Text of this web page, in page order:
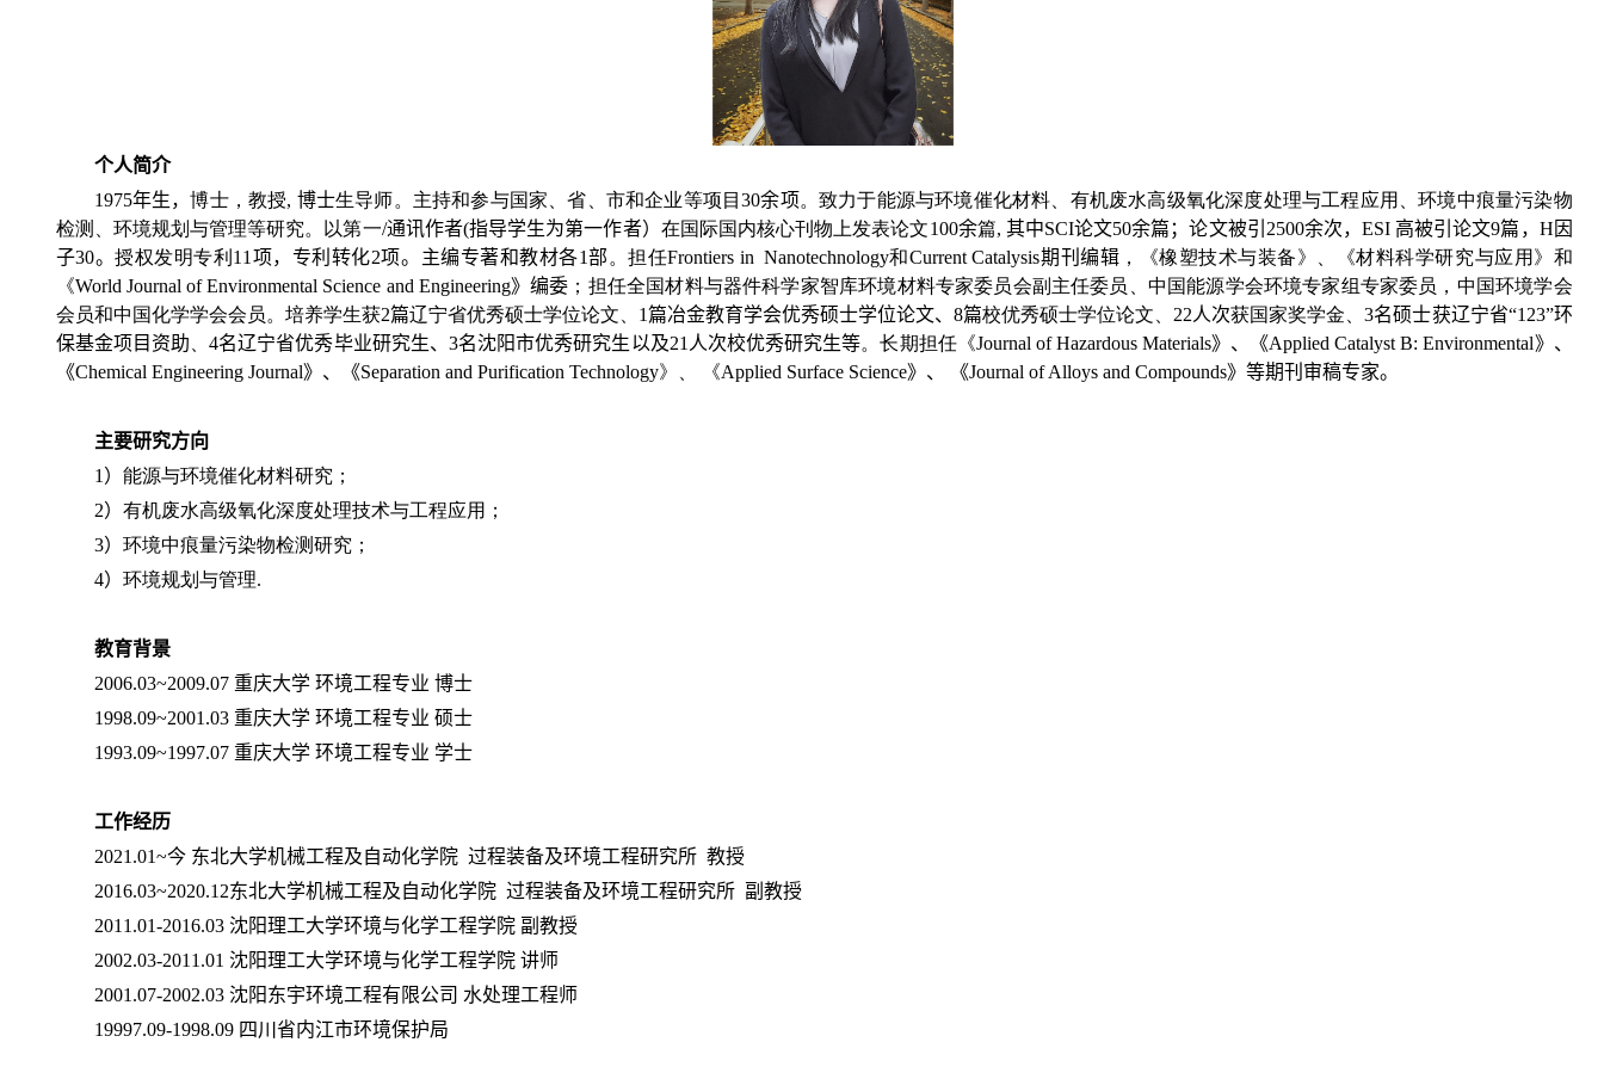
个人简介
1975年生，博士， 教授, 博士生导师。主持和参与国家、省、市和企业等项目30余项。致力于能源与环境催化材料、 有机废水高级氧化深度处理与工程应用 、环境中痕量污染物
检测、 环境规划与管理等研究。以第一/通讯作者(指导学生为第一作者） 在国际国内核心刊物上发表论文100余篇, 其中SCI论文50余篇；论文被引 2500余次， ESI 高被引论文9篇， H 因
子30。授权发明专利 11 项，专利转化2项。主编专著和教材各1部 。担任Frontiers in Nanotechnology和Current Catalysis期刊编辑 ，《橡塑技术与装备》、《材料科学研究与应用》和
《World Journal of Environmental Science and Engineering》编委 ； 担任全国材料与器件科学家智库环境材料专家委员会副主任委员、中国能源学会环境专家组专家委员， 中国环境学会
会员和中国化学学会会员。培养学生获2篇辽宁省优秀硕士学位论文 1篇冶金教育学会优秀硕士学位论文、8篇校优秀硕士学位论文 22人次获国家奖学金 、3名硕士获辽宁省“123”环
保基金项目资助 、4名辽宁省优秀毕业研究生、 3名沈阳市优秀研究生以及21 人次校优秀研究生等。长期担任《Journal of Hazardous Materials》、《Applied Catalyst B: Environmental》、
《Chemical Engineering Journal》、《Separation and Purification Technology》、 《Applied Surface Science》、 《Journal of Alloys and Compounds》等期刊审稿专家。
主要研究方向
1 ） 能源与环境催化材料研究 ；
2） 有机废水高级氧化深度处理技术与工程应用 ；
3） 环境中痕量污染物检测研究；
4） 环境规划与管理.
教育背景
2006.03~2009.07 重庆大学 环境工程专业 博士
1998.09~2001.03 重庆大学 环境工程专业 硕士
1993.09~1997.07 重庆大学 环境工程专业 学士
工作经历
2021 .01~今东北大学机械工程及自动化学院 过程装备及环境工程研究所 教授
2016.03~2020.12东北大学机械工程及自动化学院 过程装备及环境工程研究所 副教授
2011.01-2016.03 沈阳理工大学环境与化学工程学院 副教授
2002.03-2011.01 沈阳理工大学环境与化学工程学院 讲师
2001.07-2002.03 沈阳东宇环境工程有限公司 水处理工程师
19997.09-1998.09 四川省内江市环境保护局